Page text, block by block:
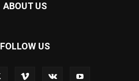
ABOUT US
FOLLOW US